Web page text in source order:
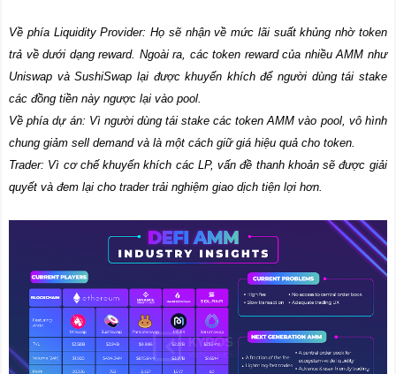
Về phía Liquidity Provider: Họ sẽ nhận về mức lãi suất khủng nhờ token
trả về dưới dạng reward. Ngoài ra, các token reward của nhiều AMM như
Uniswap và SushiSwap lại được khuyến khích để người dùng tái stake
các đồng tiền này ngược lại vào pool.
Về phía dự án: Vì người dùng tái stake các token AMM vào pool, vô hình
chung giảm sell demand và là một cách giữ giá hiệu quả cho token.
Trader: Vì cơ chế khuyến khích các LP, vấn đề thanh khoản sẽ được giải
quyết và đem lại cho trader trải nghiệm giao dịch tiện lợi hơn.